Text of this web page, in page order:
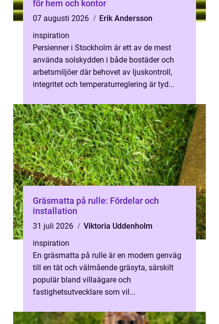
för hem och kontor
07 augusti 2026
Erik Andersson
inspiration
Persienner i Stockholm är ett av de mest
använda solskydden i både bostäder och
arbetsmiljöer där behovet av ljuskontroll,
integritet och temperaturreglering är tyd...
Gräsmatta på rulle: Fördelar och
installation
31 juli 2026
Viktoria Uddenholm
inspiration
En gräsmatta på rulle är en modern genväg
till en tät och välmående gräsyta, särskilt
populär bland villaägare och
fastighetsutvecklare som vil...